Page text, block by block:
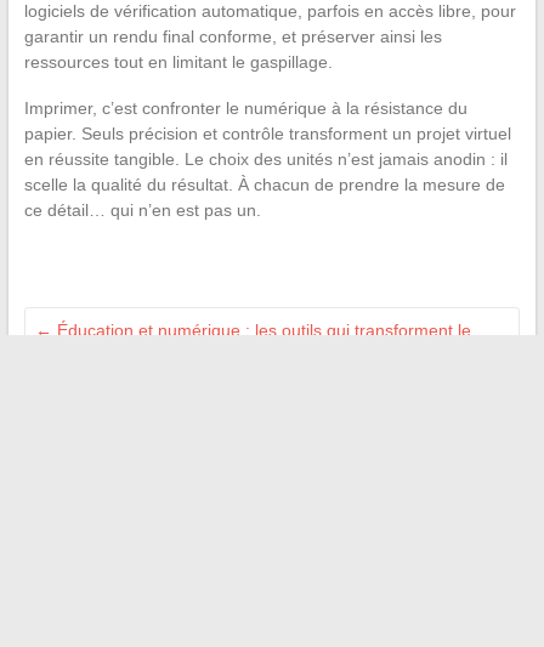
logiciels de vérification automatique, parfois en accès libre, pour
garantir un rendu final conforme, et préserver ainsi les
ressources tout en limitant le gaspillage.
Imprimer, c’est confronter le numérique à la résistance du
papier. Seuls précision et contrôle transforment un projet virtuel
en réussite tangible. Le choix des unités n’est jamais anodin : il
scelle la qualité du résultat. À chacun de prendre la mesure de
ce détail… qui n’en est pas un.
← Éducation et numérique : les outils qui transforment le